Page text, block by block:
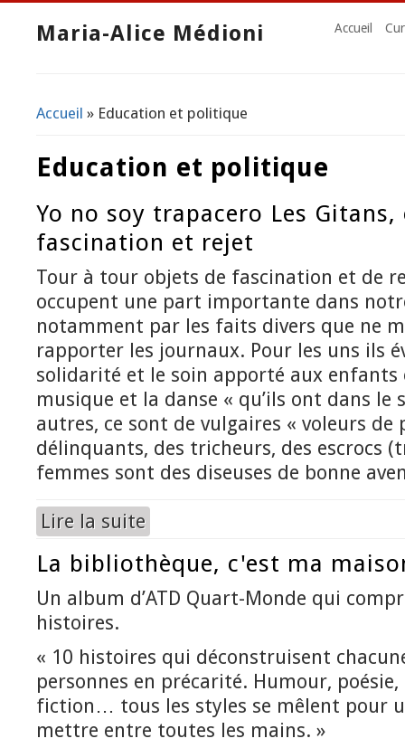
Maria-Alice Médioni Accueil
Vous êtes ici
Accueil » Education et politique
Education et politique
Yo no soy trapacero Les Gitans,
fascination et rejet
Tour à tour objets de fascination et de
occupent une part importante dans
notamment par les faits divers que ne
rapporter les journaux. Pour les uns ils
solidarité et le soin apporté aux enfants
musique et la danse « qu’ils ont dans le
autres, ce sont de vulgaires « voleurs de
délinquants, des tricheurs, des escrocs
femmes sont des diseuses de bonne
Lire la suite
La bibliothèque, c'est ma
Un album d’ATD Quart-Monde qui
histoires.
« 10 histoires qui déconstruisent
personnes en précarité. Humour, poésie,
fiction… tous les styles se mêlent pour
mettre entre toutes les mains. »